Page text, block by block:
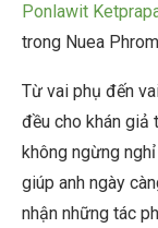
Ponlawit
trong Nuea
Từ vai phụ đến
đều cho khán
không ngừng
giúp anh ngày
nhận những tác